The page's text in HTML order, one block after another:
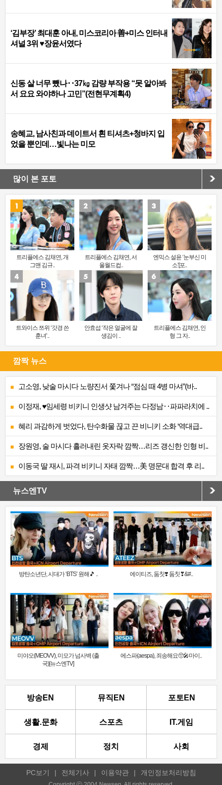
‘김부장’ 최대훈 아내, 미스코리아 善+미스 인터내
셔널 3위 ♥장윤서였다
신동 살 너무 뺐나‥37㎏ 감량 부작용 “못 알아봐
서 요요 와야하나 고민”(전현무계획4)
송혜교, 남사친과 데이트서 흰 티셔츠+청바지 입
었을 뿐인데…빛나는 미모
많이 본 포토
트리플에스 김채연, 개
그맨 김규..
트리플에스 김채연, 서
울월드컵..
엔믹스 설윤 ‘눈부신 미
소’[포..
트와이스 쯔위 ‘갓경 쓴
훈녀’..
안효섭 ‘작은 얼굴에 잘
생김이 ..
트리플에스 김채연, 인
형 그 자..
깜짝 뉴스
고소영, 낮술 마시다 노량진서 쫓겨나 “점심 때 4병 마셔”(바..
이정재, ♥임세령 비키니 인생샷 남겨주는 다정남‥파파라치에 ..
혜리 과감하게 벗었다, 탄수화물 끊고 끈 비니키 소화 ‘역대급..
장원영, 술 마시다 흘러내린 옷자락 깜짝…리즈 갱신한 인형 비..
이동국 딸 재시, 파격 비키니 자태 깜짝…美 명문대 합격 후 리..
뉴스엔TV
방탄소년단, 시대가 ‘BTS’ 원해🎵 .. 에이티즈, 둠칫❣️ 둠칫❣&#..
미야오(MEOVV), 미모가 넘사벽 (출
국)[뉴스엔TV]
에스파(aespa), 죄송해요🥺🎤마이..
방송EN 뮤직EN 포토EN
생활.문화 스포츠 IT.게임
경제 정치 사회
PC보기 | 전체기사 | 이용약관 | 개인정보처리방침